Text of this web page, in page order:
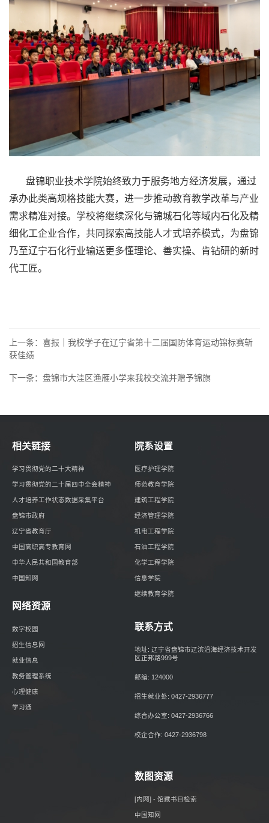
盘锦职业技术学院始终致力于服务地方经济发展，通过
承办此类高规格技能大赛，进一步推动教育教学改革与产业
需求精准对接。学校将继续深化与锦城石化等域内石化及精
细化工企业合作，共同探索高技能人才式培养模式，为盘锦
乃至辽宁石化行业输送更多懂理论、善实操、肯钻研的新时
代工匠。
上一条： 喜报｜我校学子在辽宁省第十二届国防体育运动锦标赛斩
获佳绩
下一条： 盘锦市大洼区渔雁小学来我校交流并赠予锦旗
相关链接
学习贯彻党的二十大精神
学习贯彻党的二十届四中全会精神
人才培养工作状态数据采集平台
盘锦市政府
辽宁省教育厅
中国高职高专教育网
中华人民共和国教育部
中国知网
院系设置
医疗护理学院
师范教育学院
建筑工程学院
经济管理学院
机电工程学院
石油工程学院
化学工程学院
信息学院
继续教育学院
网络资源
数字校园
招生信息网
就业信息
教务管理系统
心理健康
学习通
联系方式
地址: 辽宁省盘锦市辽滨沿海经济技术开发
区正邦路999号
邮编: 124000
招生就业处: 0427-2936777
综合办公室: 0427-2936766
校企合作: 0427-2936798
数图资源
[内网] - 馆藏书目检索
中国知网